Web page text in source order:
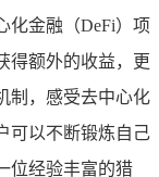
化金融（DeFi）项
得额外的收益，更
制，感受去中心化
可以不断锻炼自己
位经验丰富的猎